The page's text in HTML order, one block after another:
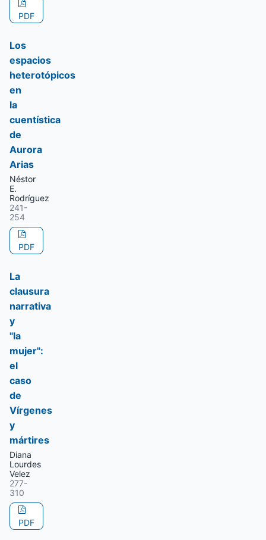
PDF
Los
espacios
heterotópicos
en
la
cuentística
de
Aurora
Arias
Néstor
E.
Rodríguez
241-
254
PDF
La
clausura
narrativa
y
"la
mujer":
el
caso
de
Vírgenes
y
mártires
Diana
Lourdes
Velez
277-
310
PDF